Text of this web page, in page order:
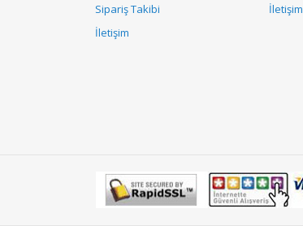
Sipariş Takibi
İletişim
İletişim